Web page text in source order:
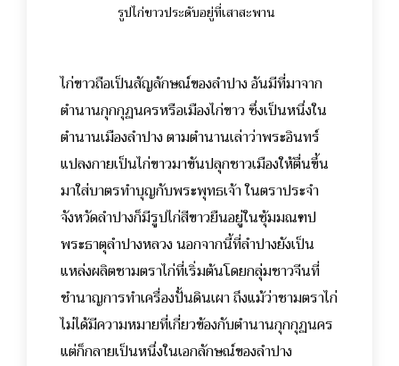
รูปไก่ขาวประดับอยู่ที่เสาสะพาน
ไก่ขาวถือเป็นสัญลักษณ์ของลำปาง อันมีที่มาจาก
ตำนานกุกกุฏนครหรือเมืองไก่ขาว ซึ่งเป็นหนึ่งใน
ตำนานเมืองลำปาง ตามตำนานเล่าว่าพระอินทร์
แปลงกายเป็นไก่ขาวมาขันปลุกชาวเมืองให้ตื่นขึ้น
มาใส่บาตรทำบุญกับพระพุทธเจ้า ในตราประจำ
จังหวัดลำปางก็มีรูปไก่สีขาวยืนอยู่ในซุ้มมณฑป
พระธาตุลำปางหลวง นอกจากนี้ที่ลำปางยังเป็น
แหล่งผลิตชามตราไก่ที่เริ่มต้นโดยกลุ่มชาวจีนที่
ชำนาญการทำเครื่องปั้นดินเผา ถึงแม้ว่าชามตราไก่
ไม่ได้มีความหมายที่เกี่ยวข้องกับตำนานกุกกุฏนคร
แต่ก็กลายเป็นหนึ่งในเอกลักษณ์ของลำปาง